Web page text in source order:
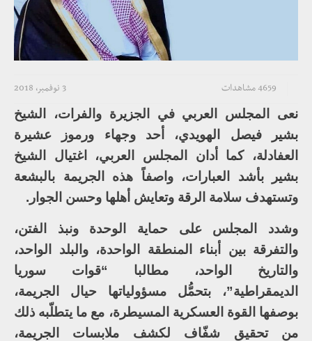
3 نوفمبر، 2018 4659 مشاهدات
نعى المجلس العربي في الجزيرة والفرات، الشيخ
بشير فيصل الهويدي، أحد وجهاء ورموز عشيرة
العفادلة، كما أدان المجلس العربي، اغتيال الشيخ
بشير بأشد العبارات، واصفاً هذه الجريمة بالبشعة
وتستهدف سلامة الرقة وتعايش أهلها وحسن الجوار.
وشدد المجلس على حماية الوحدة ونبذ الفتن،
والتفرقة بين أبناء المنطقة الواحدة، والبلد الواحد،
والتاريخ الواحد، مطالبا “قوات سوريا
الديمقراطية”، بتحمُّل مسؤولياتها حيال الجريمة،
بوصفها القوة العسكرية المسيطرة، مع ما يتطلّبه ذلك
من تحقيق شفّاف لكشف ملابسات الجريمة،